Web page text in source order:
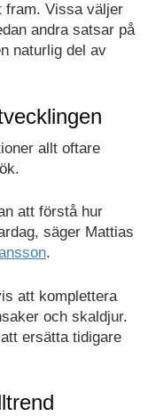
fram. Vissa väljer
andra satsar på
naturlig del av
allt oftare
att förstå hur
säger Mattias
.
att komplettera
och skaldjur.
ersätta tidigare